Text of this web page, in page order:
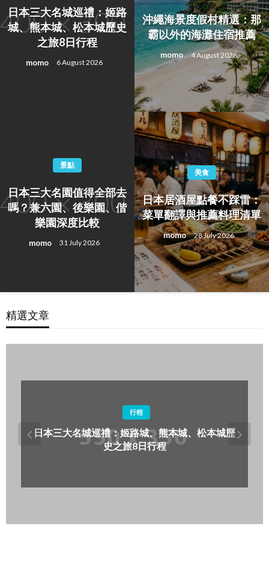
日本三大名城巡禮：姬路
城、熊本城、松本城歷史
之旅8日行程
momo 6 August 2026
沖繩海景度假村精選：那
霸以外的海灘住宿推薦
momo 4 August 2026
景點
日本三大名園值得全部去
嗎？兼六園、後樂園、偕
樂園深度比較
momo 31 July 2026
美食
日本居酒屋點餐不踩雷：
菜單翻譯與推薦料理清單
momo 28 July 2026
精選文章
住宿
沖繩海景度假村精選：那霸以外的海灘住宿推薦